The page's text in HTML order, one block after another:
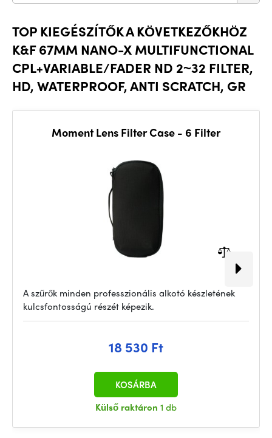
TOP KIEGÉSZÍTŐK A KÖVETKEZŐKHÖZ
K&F 67MM NANO-X MULTIFUNCTIONAL
CPL+VARIABLE/FADER ND 2~32 FILTER,
HD, WATERPROOF, ANTI SCRATCH, GR
Moment Lens Filter Case - 6 Filter
A szűrők minden professzionális alkotó készletének
kulcsfontosságú részét képezik.
18 530 Ft
Külső raktáron 1 db
KOSÁRBA